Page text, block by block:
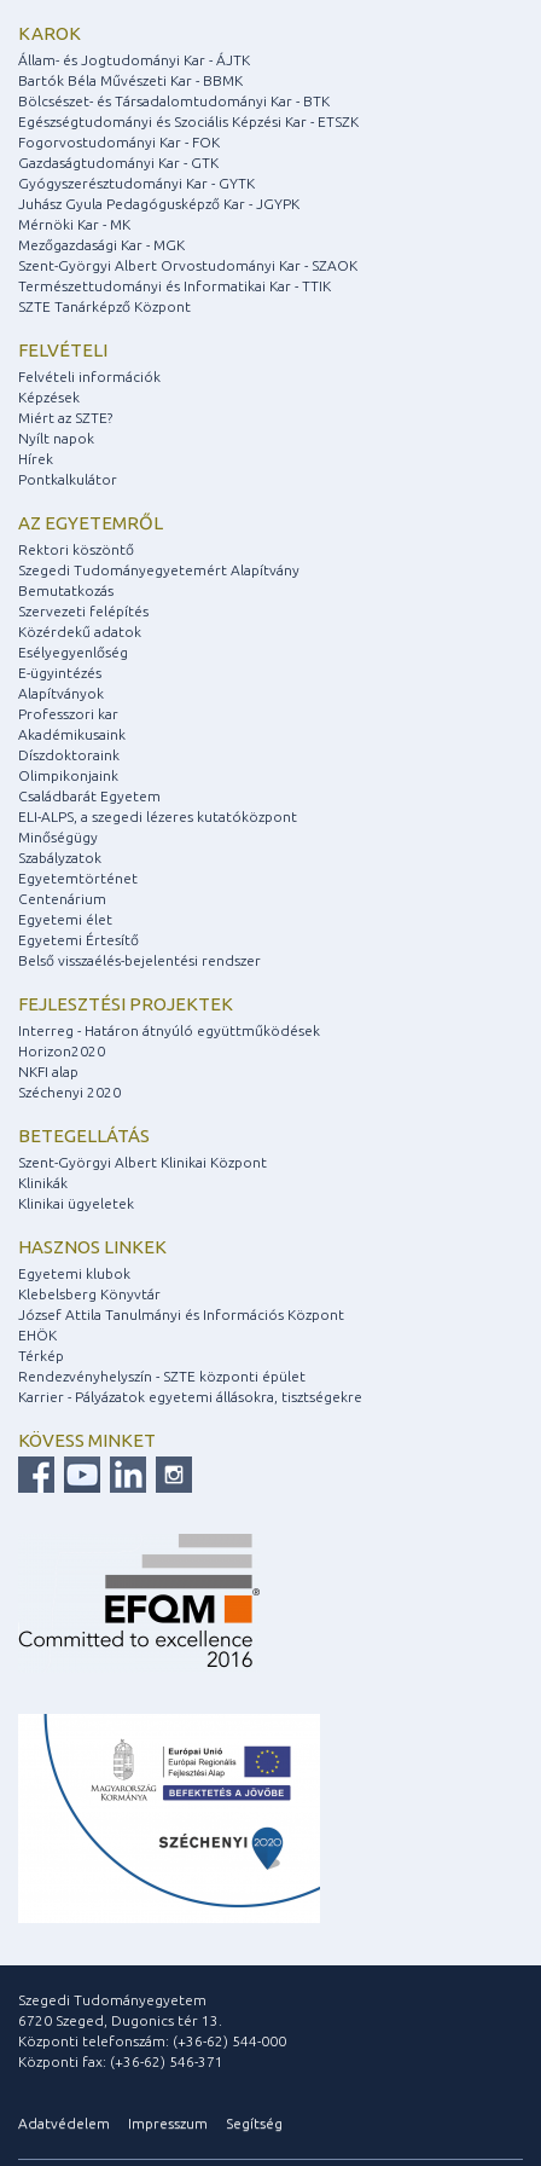
KAROK
Állam- és Jogtudományi Kar - ÁJTK
Bartók Béla Művészeti Kar - BBMK
Bölcsészet- és Társadalomtudományi Kar - BTK
Egészségtudományi és Szociális Képzési Kar - ETSZK
Fogorvostudományi Kar - FOK
Gazdaságtudományi Kar - GTK
Gyógyszerésztudományi Kar - GYTK
Juhász Gyula Pedagógusképző Kar - JGYPK
Mérnöki Kar - MK
Mezőgazdasági Kar - MGK
Szent-Györgyi Albert Orvostudományi Kar - SZAOK
Természettudományi és Informatikai Kar - TTIK
SZTE Tanárképző Központ
FELVÉTELI
Felvételi információk
Képzések
Miért az SZTE?
Nyílt napok
Hírek
Pontkalkulátor
AZ EGYETEMRŐL
Rektori köszöntő
Szegedi Tudományegyetemért Alapítvány
Bemutatkozás
Szervezeti felépítés
Közérdekű adatok
Esélyegyenlőség
E-ügyintézés
Alapítványok
Professzori kar
Akadémikusaink
Díszdoktoraink
Olimpikonjaink
Családbarát Egyetem
ELI-ALPS, a szegedi lézeres kutatóközpont
Minőségügy
Szabályzatok
Egyetemtörténet
Centenárium
Egyetemi élet
Egyetemi Értesítő
Belső visszaélés-bejelentési rendszer
FEJLESZTÉSI PROJEKTEK
Interreg - Határon átnyúló együttműködések
Horizon2020
NKFI alap
Széchenyi 2020
BETEGELLÁTÁS
Szent-Györgyi Albert Klinikai Központ
Klinikák
Klinikai ügyeletek
HASZNOS LINKEK
Egyetemi klubok
Klebelsberg Könyvtár
József Attila Tanulmányi és Információs Központ
EHÖK
Térkép
Rendezvényhelyszín - SZTE központi épület
Karrier - Pályázatok egyetemi állásokra, tisztségekre
KÖVESS MINKET
Szegedi Tudományegyetem
6720 Szeged, Dugonics tér 13.
Központi telefonszám: (+36-62) 544-000
Központi fax: (+36-62) 546-371
Adatvédelem Impresszum Segítség